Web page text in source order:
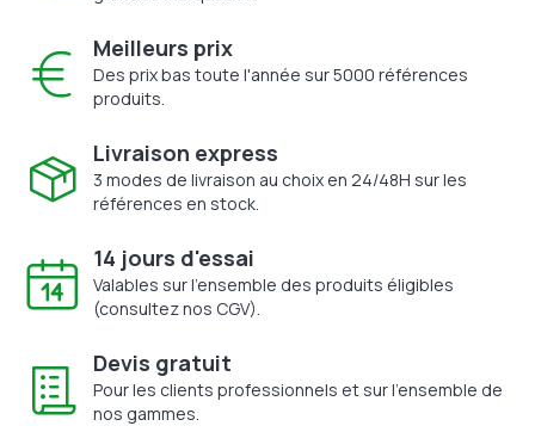
Meilleurs prix
Des prix bas toute l'année sur 5000 références
produits.
Livraison express
3 modes de livraison au choix en 24/48H sur les
références en stock.
14 jours d'essai
Valables sur l'ensemble des produits éligibles
(consultez nos CGV).
Devis gratuit
Pour les clients professionnels et sur l'ensemble de
nos gammes.